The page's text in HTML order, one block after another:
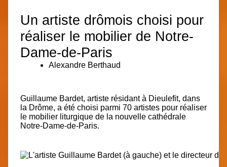
Un artiste drômois choisi pour
réaliser le mobilier de Notre-
Dame-de-Paris
Alexandre Berthaud
Guillaume Bardet, artiste résidant à Dieulefit, dans
la Drôme, a été choisi parmi 70 artistes pour réaliser
le mobilier liturgique de la nouvelle cathédrale
Notre-Dame-de-Paris.